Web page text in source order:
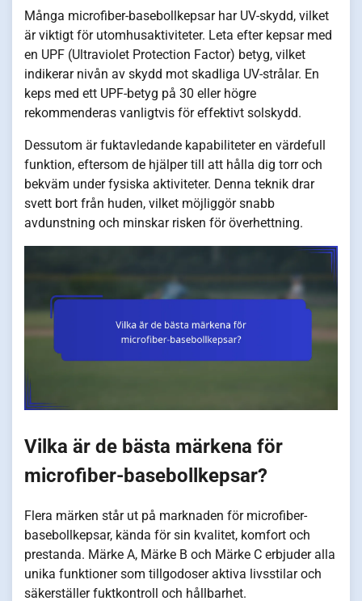
Många microfiber-basebollkepsar har UV-skydd, vilket
är viktigt för utomhusaktiviteter. Leta efter kepsar med
en UPF (Ultraviolet Protection Factor) betyg, vilket
indikerar nivån av skydd mot skadliga UV-strålar. En
keps med ett UPF-betyg på 30 eller högre
rekommenderas vanligtvis för effektivt solskydd.
Dessutom är fuktavledande kapabiliteter en värdefull
funktion, eftersom de hjälper till att hålla dig torr och
bekväm under fysiska aktiviteter. Denna teknik drar
svett bort från huden, vilket möjliggör snabb
avdunstning och minskar risken för överhettning.
Vilka är de bästa märkena för
microfiber-basebollkepsar?
Flera märken står ut på marknaden för microfiber-
basebollkepsar, kända för sin kvalitet, komfort och
prestanda. Märke A, Märke B och Märke C erbjuder alla
unika funktioner som tillgodoser aktiva livsstilar och
säkerställer fuktkontroll och hållbarhet.